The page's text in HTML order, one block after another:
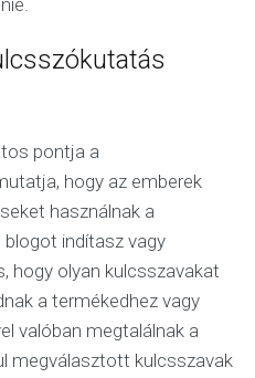
pontja a
hogy az emberek
használnak a
indítasz vagy
hogy olyan kulcsszavakat
a termékedhez vagy
valóban megtalálnak a
megválasztott kulcsszavak